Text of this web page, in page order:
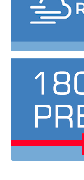
FileFox.cc
Filesmonster
HotLink
Filespace